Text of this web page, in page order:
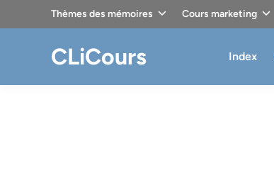
Thèmes des mémoires Cours marketing
CLiCours Index